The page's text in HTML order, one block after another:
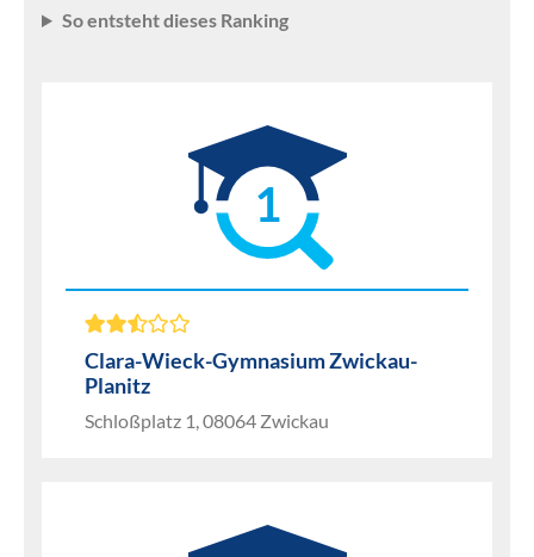
So entsteht dieses Ranking
1
Clara-Wieck-Gymnasium Zwickau-
Planitz
Schloßplatz 1, 08064 Zwickau